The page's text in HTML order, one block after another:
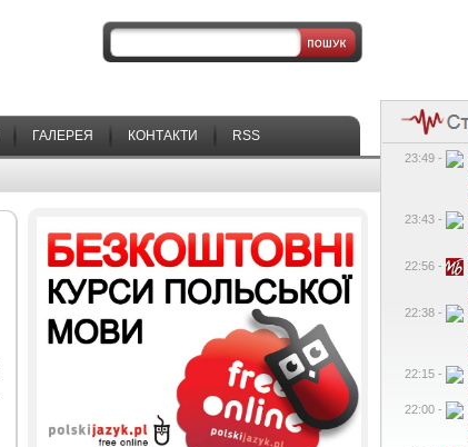
ГАЛЕРЕЯ КОНТАКТИ RSS
23:49 -
23:43 -
22:56 -
22:38 -
22:15 -
22:00 -